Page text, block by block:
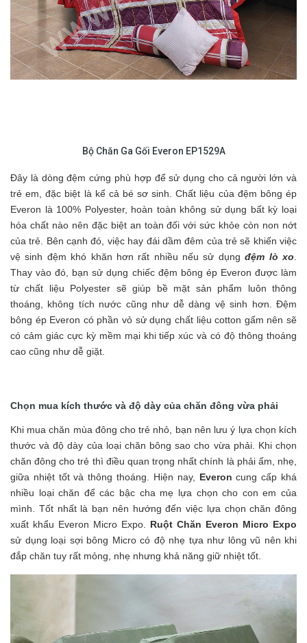
Bộ Chăn Ga Gối Everon EP1529A
Đây là dòng đệm cứng phù hợp để sử dụng cho cả người lớn và
trẻ em, đặc biệt là kể cả bé sơ sinh. Chất liệu của đệm bông ép
Everon là 100% Polyester, hoàn toàn không sử dụng bất kỳ loại
hóa chất nào nên đặc biệt an toàn đối với sức khỏe còn non nớt
của trẻ. Bên cạnh đó, việc hay đái dầm đêm của trẻ sẽ khiến việc
vệ sinh đệm khó khăn hơn rất nhiều nếu sử dụngđệm lò xo.
Thay vào đó, bạn sử dụng chiếc đệm bông ép Everon được làm
từ chất liệu Polyester sẽ giúp bề mặt sản phẩm luôn thông
thoáng, không tích nước cũng như dễ dàng vệ sinh hơn. Đệm
bông ép Everon có phần vỏ sử dụng chất liệu cotton gấm nên sẽ
có cảm giác cực kỳ mềm mại khi tiếp xúc và có độ thông thoáng
cao cũng như dễ giặt.
Chọn mua kích thước và độ dày của chăn đông vừa phải
Khi mua chăn mùa đông cho trẻ nhỏ, bạn nên lưu ý lựa chọn kích
thước và độ dày của loại chăn bông sao cho vừa phải. Khi chọn
chăn đông cho trẻ thì điều quan trọng nhất chính là phải ấm, nhẹ,
giữa nhiệt tốt và thông thoáng. Hiện nay, Everoncung cấp khá
nhiều loại chăn để các bậc cha mẹ lựa chọn cho con em của
mình. Tốt nhất là bạn nên hướng đến việc lựa chọn chăn đông
xuất khẩu Everon Micro Expo. Ruột Chăn Everon Micro Expo
sử dụng loại sợi bông Micro có độ nhẹ tựa như lông vũ nên khi
đắp chăn tuy rất mỏng, nhẹ nhưng khả năng giữ nhiệt tốt.